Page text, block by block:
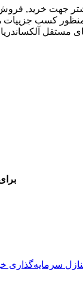
خرید, فروش,
مستقل
سرمایه‌گذاری